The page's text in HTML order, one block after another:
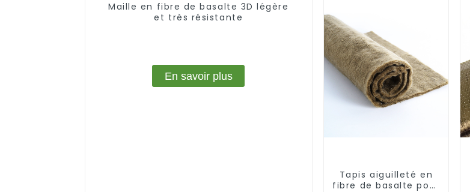
Maille en fibre de basalte 3D légère
et très résistante
En savoir plus
Tapis aiguilleté en
fibre de basalte pour